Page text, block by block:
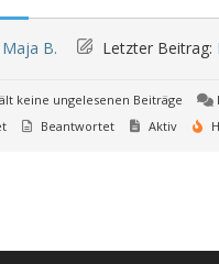
Maja B. Letzter Beitrag:
keine ungelesenen Beiträge
Beantwortet Aktiv